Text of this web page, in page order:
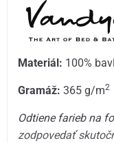
Materiál: 100%
Gramáž: 365 g/m2
Odtiene farieb na
zodpovedať